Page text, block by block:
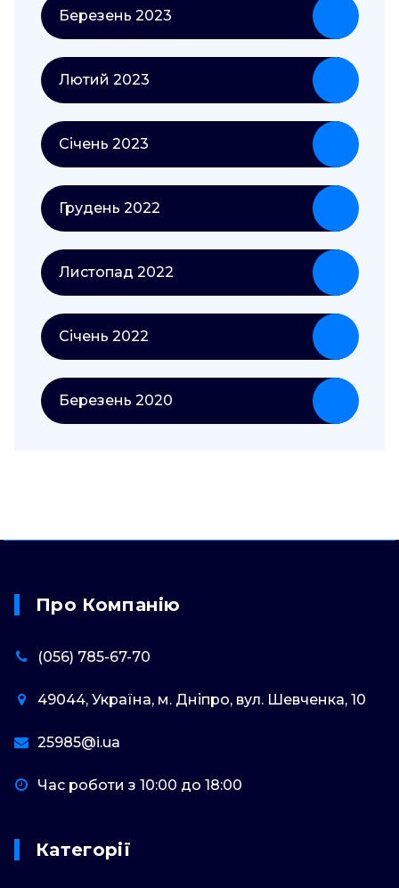
Березень 2023
Лютий 2023
Січень 2023
Грудень 2022
Листопад 2022
Січень 2022
Березень 2020
Про Компанію
(056) 785-67-70
49044, Україна, м. Дніпро, вул. Шевченка, 10
25985@i.ua
Час роботи з 10:00 до 18:00
Категорії